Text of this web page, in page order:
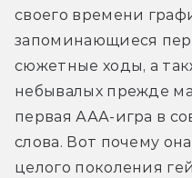
своего времени
запоминающиеся
сюжетные ходы, а
небывалых прежде
первая ААА-игра в
слова. Вот почему
целого поколения